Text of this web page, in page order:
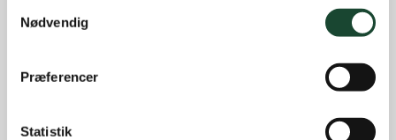
Nødvendig
Præferencer
Statistik